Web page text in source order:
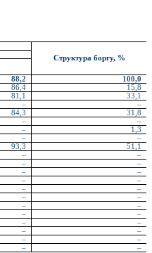
Структура боргу, %
88,2
100,0
86,4
15,8
81,1
33,1
–
–
84,3
31,8
–
–
–
1,3
–
–
93,3
51,1
–
–
–
–
–
–
–
–
–
–
–
–
–
–
–
–
–
–
–
–
–
–
– –